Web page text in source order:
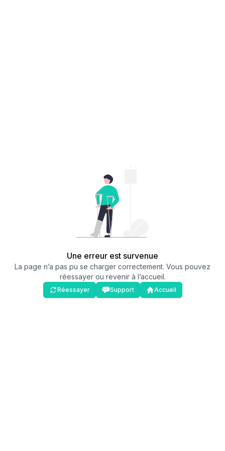
Une erreur est survenue
La page n’a pas pu se charger correctement. Vous pouvez
réessayer ou revenir à l’accueil.
Réessayer Support Accueil